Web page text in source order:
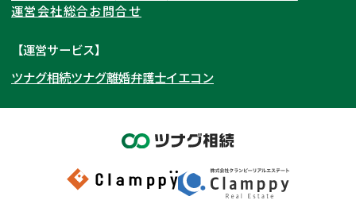
岩手県 宮城県
秋田県
福島県
東京都 神奈川県
埼玉県
茨城県 群馬県
東海
愛知県
岐阜県 山梨県
関西
大阪府 京都府
奈良県
和歌山県
北陸・甲信越
石川県
富山県
岡山県
九州・沖縄
相続手続き
家族信託
成年後見・任意後見
相続財産調査
不動産評価(相続不動産)
相続トラブル
運営会社総合お問合せ
【運営サービス】
ツナグ相続ツナグ離婚弁護士イエコン